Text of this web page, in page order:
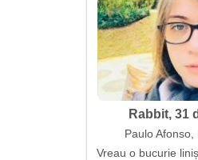
Rabbit, 31
Paulo Afonso,
Vreau o bucurie